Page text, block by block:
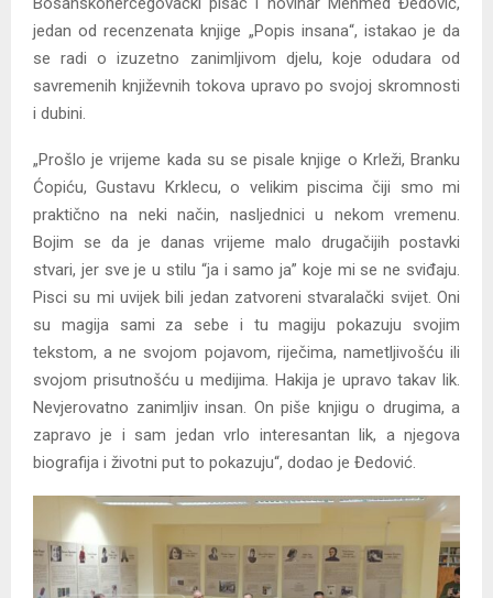
jedan od recenzenata knjige „Popis insana“, istakao je da
se radi o izuzetno zanimljivom djelu, koje odudara od
savremenih književnih tokova upravo po svojoj skromnosti
i dubini.
„Prošlo je vrijeme kada su se pisale knjige o Krleži, Branku
Ćopiću, Gustavu Krklecu, o velikim piscima čiji smo mi
praktično na neki način, nasljednici u nekom vremenu.
Bojim se da je danas vrijeme malo drugačijih postavki
stvari, jer sve je u stilu “ja i samo ja” koje mi se ne sviđaju.
Pisci su mi uvijek bili jedan zatvoreni stvaralački svijet. Oni
su magija sami za sebe i tu magiju pokazuju svojim
tekstom, a ne svojom pojavom, riječima, nametljivošću ili
svojom prisutnošću u medijima. Hakija je upravo takav lik.
Nevjerovatno zanimljiv insan. On piše knjigu o drugima, a
zapravo je i sam jedan vrlo interesantan lik, a njegova
biografija i životni put to pokazuju“, dodao je Đedović.